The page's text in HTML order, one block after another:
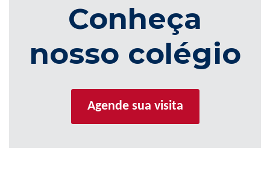
Conheça
nosso colégio
Agende sua visita